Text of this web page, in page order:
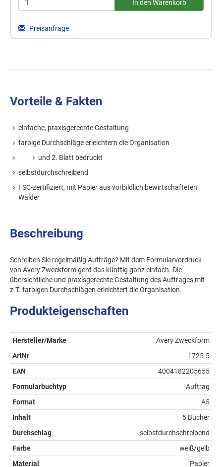
Preisanfrage
Vorteile & Fakten
einfache, praxisgerechte Gestaltung
farbige Durchschläge erleichtern die Organisation
und 2. Blatt bedruckt
selbstdurchschreibend
FSC-zertifiziert, mit Papier aus vorbildlich bewirtschafteten
Wälder
Beschreibung
Schreiben Sie regelmäßig Aufträge? Mit dem Formularvordruck
von Avery Zweckform geht das künftig ganz einfach. Die
übersichtliche und praxisgerechte Gestaltung des Auftrages mit
z.T. farbigen Durchschlägen erleichtert die Organisation.
Produkteigenschaften
Hersteller/Marke
Avery Zweckform
ArtNr
1725-5
EAN
4004182205655
Formularbuchtyp
Auftrag
Format
A5
Inhalt
5 Bücher
Durchschlag
selbstdurchschreibend
Farbe
weiß/gelb
Material
Papier